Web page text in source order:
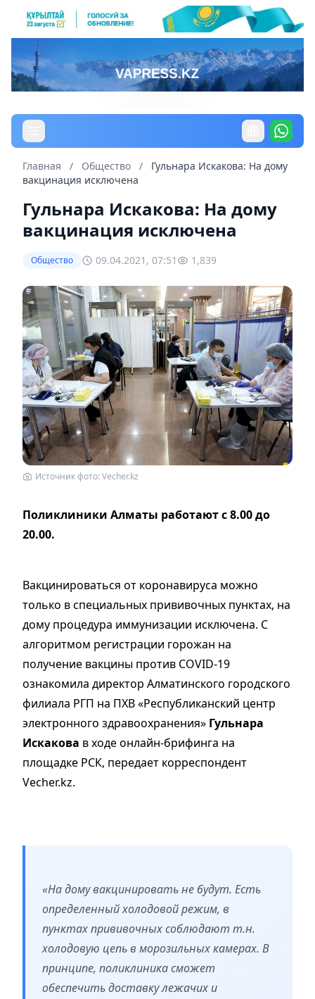
Главная / Общество /
Гульнара Искакова: На дому
вакцинация исключена
Гульнара Искакова: На дому
вакцинация исключена
Общество 09.04.2021, 07:51 1,839
Источник фото: Vecher.kz
Поликлиники Алматы работают с 8.00 до
20.00.
Вакцинироваться от коронавируса можно
только в специальных прививочных пунктах, на
дому процедура иммунизации исключена. С
алгоритмом регистрации горожан на
получение вакцины против COVID-19
ознакомила директор Алматинского городского
филиала РГП на ПХВ «Республиканский центр
электронного здравоохранения» Гульнара
Искакова в ходе онлайн-брифинга на
площадке РСК, передает корреспондент
Vecher.kz.
«На дому вакцинировать не будут. Есть
определенный холодовой режим, в
пунктах прививочных соблюдают т.н.
холодовую цепь в морозильных камерах. В
принципе, поликлиника сможет
обеспечить доставку лежачих и